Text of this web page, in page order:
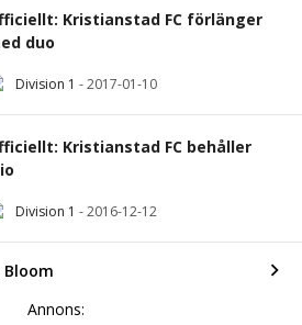
Kristianstad FC förlänger
duo
Division 1 -2017-01-10
Kristianstad FC behåller
Division 1 -2016-12-12
Annons: